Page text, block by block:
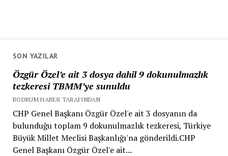
SON YAZILAR
Özgür Özel’e ait 3 dosya dahil 9 dokunulmazlık
tezkeresi TBMM’ye sunuldu
BODRUM HABER TARAFINDAN
CHP Genel Başkanı Özgür Özel'e ait 3 dosyanın da
bulunduğu toplam 9 dokunulmazlık tezkeresi, Türkiye
Büyük Millet Meclisi Başkanlığı'na gönderildi.CHP
Genel Başkanı Özgür Özel'e ait...